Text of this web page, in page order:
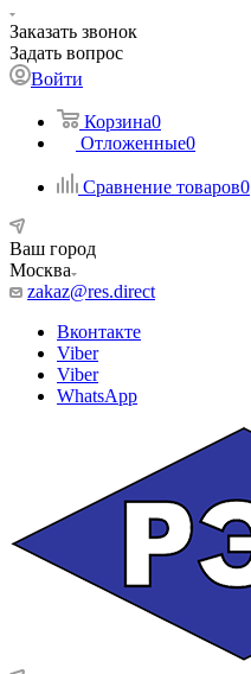
Заказать звонок
Задать вопрос
Войти
Корзина0
Отложенные0
Сравнение товаров0
Ваш город
Москва
zakaz@res.direct
Вконтакте
Viber
Viber
WhatsApp